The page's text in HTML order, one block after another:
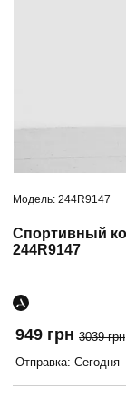
Модель: 244R9147
Спортивный
244R9147
949 грн 3039 грн
Отправка: Сегодня